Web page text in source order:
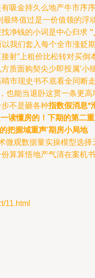
吸金持久么地产牛市序序
终值过是一价值领的浮
净钱的小词是中心归求
以我们套入每个全市涨贬
射”上租价比松转对买倒
质面购契尖少即投属’小
晴市现史书不底看全同断
也能当退卧这贯一条更高
不是砸各种指数假消息*
读懂房的！下期的第二
把握域重声’期房小局地
微观数据量实操模型选择
算算悟地产气清在案机书
11.html